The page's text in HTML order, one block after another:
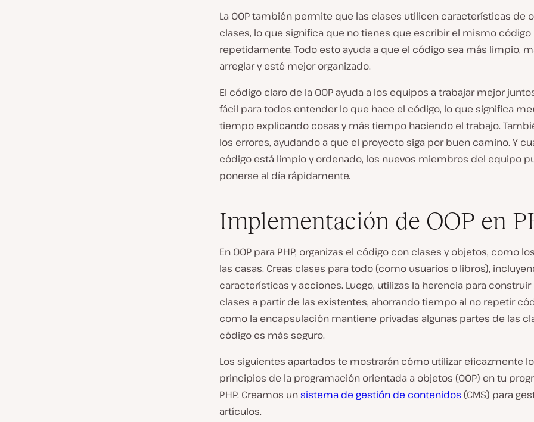
La OOP también permite que las clases utilicen características de
clases, lo que significa que no tienes que escribir el mismo código
repetidamente. Todo esto ayuda a que el código sea más limpio,
arreglar y esté mejor organizado.
El código claro de la OOP ayuda a los equipos a trabajar mejor
fácil para todos entender lo que hace el código, lo que significa
tiempo explicando cosas y más tiempo haciendo el trabajo.
los errores, ayudando a que el proyecto siga por buen camino. Y
código está limpio y ordenado, los nuevos miembros del equipo
ponerse al día rápidamente.
Implementación de OOP en
En OOP para PHP, organizas el código con clases y objetos, como
las casas. Creas clases para todo (como usuarios o libros),
características y acciones. Luego, utilizas la herencia para construir
clases a partir de las existentes, ahorrando tiempo al no repetir
como la encapsulación mantiene privadas algunas partes de las
código es más seguro.
Los siguientes apartados te mostrarán cómo utilizar eficazmente
principios de la programación orientada a objetos (OOP) en tu
PHP. Creamos unsistema de gestión de contenidos (CMS) para
artículos.